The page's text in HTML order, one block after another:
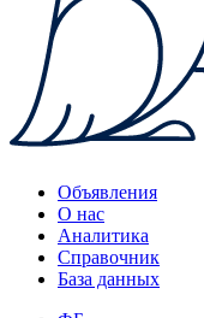
Объявления
О нас
Аналитика
Справочник
База данных